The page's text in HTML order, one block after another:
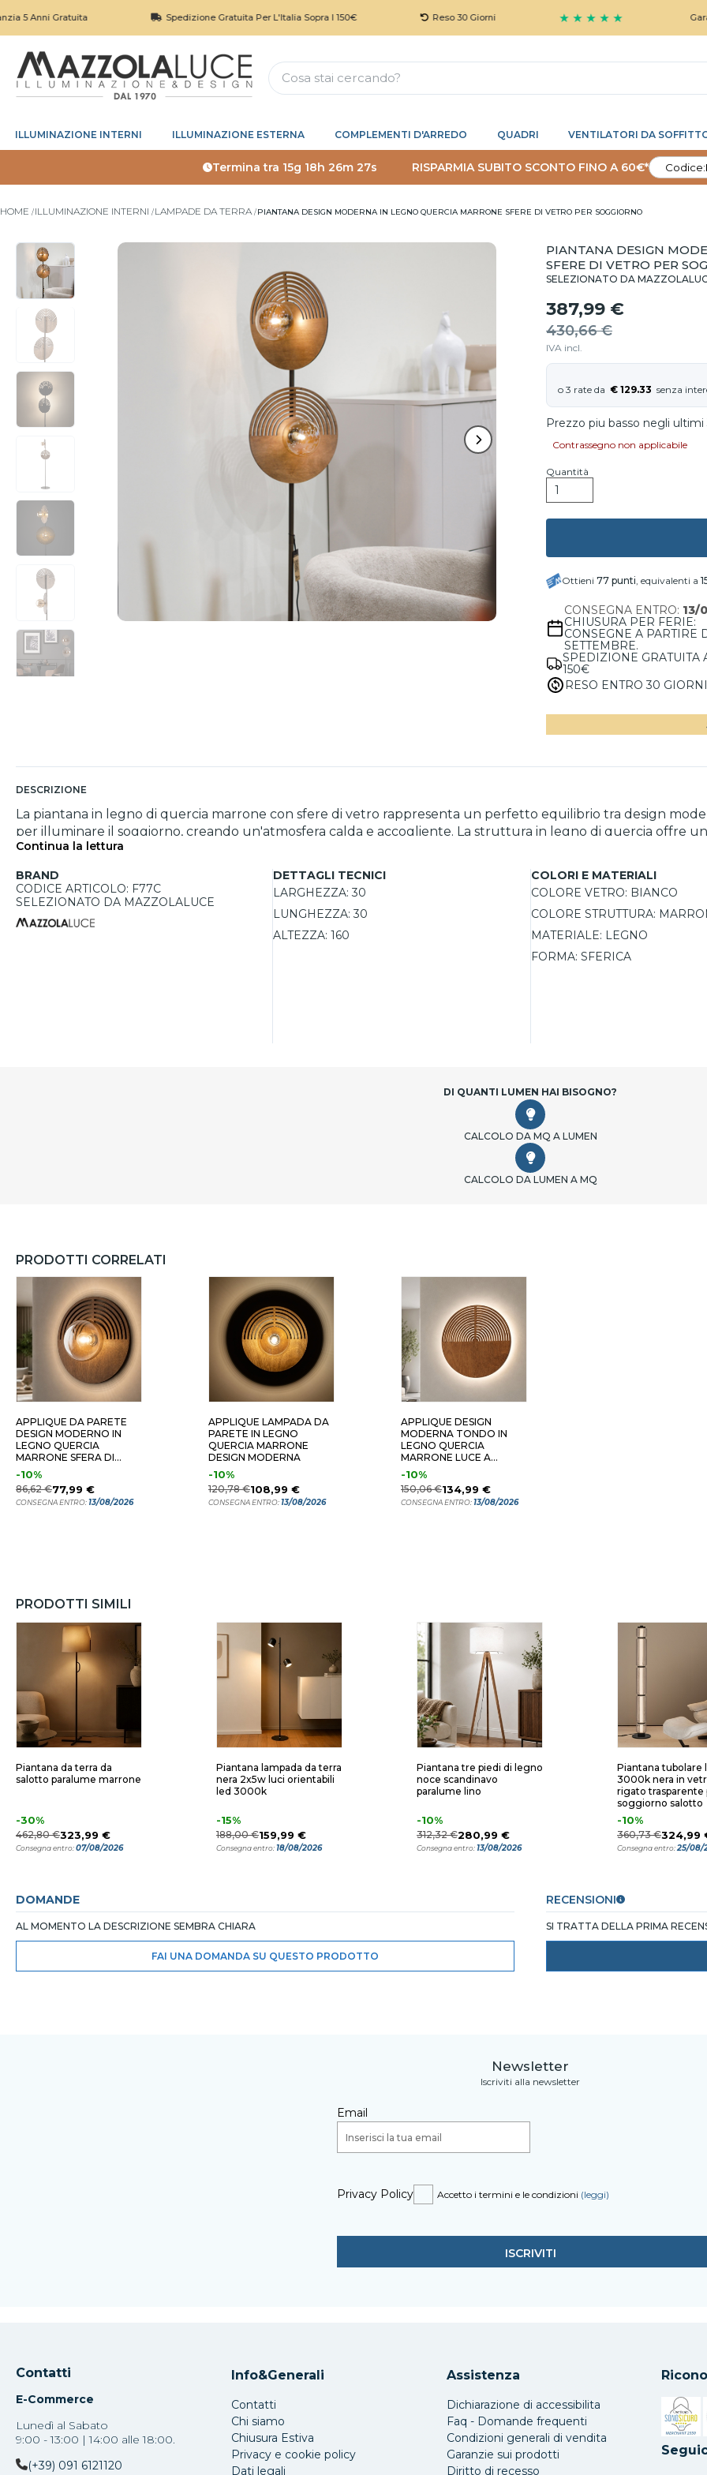
Gratuita Spedizione Gratuita Per L'Italia Sopra I 150€ Reso 30 Giorni ★ ★ ★ ★ ★ Garanzia 5
ILLUMINAZIONE INTERNI ILLUMINAZIONE ESTERNA COMPLEMENTI D'ARREDO QUADRI VENTILATORI DA
Termina tra 15g 18h 26m 26s RISPARMIA SUBITO SCONTO FINO A 60€* Codice:
HOME ILLUMINAZIONE INTERNI LAMPADE DA TERRA PIANTANA DESIGN MODERNA IN LEGNO QUERCIA MARRONE SFERE DI VETRO PER SOGGIORNO
PIANTANA DESIGN
SFERE DI VETRO PER
SELEZIONATO DA
387,99 €
430,66 €
IVA incl.
€ 129.33
Prezzo piu basso negli
Contrassegno non applicabile
Quantità
Ottieni 77 punti, equivalenti a
CONSEGNA ENTRO: 13/
CHIUSURA PER FERIE:
CONSEGNE A PARTIRE
SETTEMBRE.
SPEDIZIONE GRATUITA
150€
RESO ENTRO 30 GIORNI
DESCRIZIONE
La piantana in legno di quercia marrone con sfere di vetro rappresenta un perfetto equilibrio tra design
per illuminare il soggiorno, creando un'atmosfera calda e accogliente. La struttura in legno di quercia offre
permettono di diffondere la luce in modo morbido e piacevole. Grazie alla sua versatilità, questa lampada si
utilizzare lampadine dimmerabili consente di adattare l'illuminazione secondo le esigenze, rendendola
Continua la lettura
BRAND
CODICE ARTICOLO: F77C
SELEZIONATO DA MAZZOLALUCE
DETTAGLI TECNICI
LARGHEZZA: 30
LUNGHEZZA: 30
ALTEZZA: 160
COLORI E MATERIALI
COLORE VETRO: BIANCO
COLORE STRUTTURA:
MATERIALE: LEGNO
FORMA: SFERICA
DI QUANTI LUMEN HAI BISOGNO?
CALCOLO DA MQ A LUMEN
CALCOLO DA LUMEN A MQ
PRODOTTI CORRELATI
APPLIQUE DA PARETE
DESIGN MODERNO IN
LEGNO QUERCIA
MARRONE SFERA DI
VETRO
-10%
86,62 €77,99 €
CONSEGNA ENTRO:13/08/2026
APPLIQUE LAMPADA DA
PARETE IN LEGNO
QUERCIA MARRONE
DESIGN MODERNA
-10%
120,78 €108,99 €
CONSEGNA ENTRO:13/08/2026
APPLIQUE DESIGN
MODERNA TONDO IN
LEGNO QUERCIA
MARRONE LUCE A
PARETE
-10%
150,06 €134,99 €
CONSEGNA ENTRO:13/08/2026
PRODOTTI SIMILI
Piantana da terra da
salotto paralume marrone
-30%
462,80 €323,99 €
Consegna entro:07/08/2026
Piantana lampada da terra
nera 2x5w luci orientabili
led 3000k
-15%
188,00 €159,99 €
Consegna entro:18/08/2026
Piantana tre piedi di legno
noce scandinavo
paralume lino
-10%
312,32 €280,99 €
Consegna entro:13/08/2026
Piantana tubolare
3000k nera in vetro
rigato trasparente
soggiorno salotto
-10%
360,73 €324,99
Consegna entro:25/08/
DOMANDE
AL MOMENTO LA DESCRIZIONE SEMBRA CHIARA
FAI UNA DOMANDA SU QUESTO PRODOTTO
RECENSIONI
SI TRATTA DELLA PRIMA
Newsletter
Iscriviti alla newsletter
Email
Privacy Policy Accetto i termini e le condizioni (leggi)
Contatti
E-Commerce
Lunedì al Sabato
9:00 - 13:00 | 14:00 alle 18:00.
(+39) 091 6121120
Info&Generali
Contatti
Chi siamo
Chiusura Estiva
Privacy e cookie policy
Dati legali
Assistenza
Dichiarazione di accessibilita
Faq - Domande frequenti
Condizioni generali di vendita
Garanzie sui prodotti
Diritto di recesso
Si apre